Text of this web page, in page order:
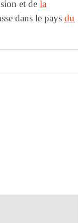
et de la
dans le pays du